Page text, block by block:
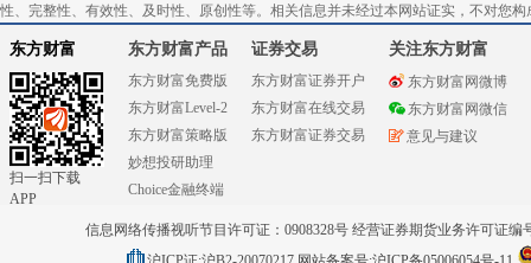
性、完整性、有效性、及时性、原创性等。相关信息并未经过本网站证实，不对您
东方财富
扫一扫下载
APP
东方财富产品
东方财富免费版
东方财富Level-2
东方财富策略版
妙想投研助理
Choice金融终端
证券交易
东方财富证券开户
东方财富在线交易
东方财富证券交易
关注东方财富
东方财富网微博
东方财富网微信
意见与建议
信息网络传播视听节目许可证：0908328号 经营证券期货业务许可证编